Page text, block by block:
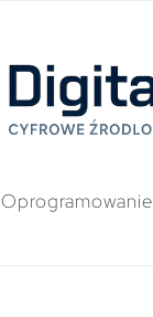
Oprogramowanie